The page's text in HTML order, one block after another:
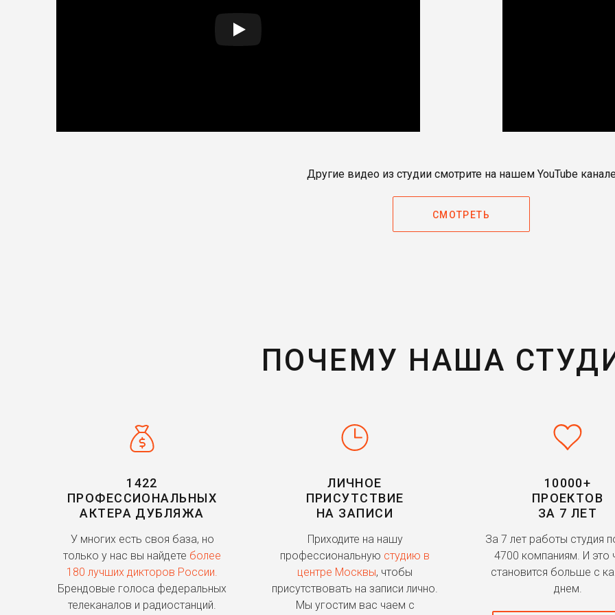
Другие видео из студии смотрите на нашем YouTube
СМОТРЕТЬ
ПОЧЕМУ НАША
1422
ПРОФЕССИОНАЛЬНЫХ
АКТЕРА ДУБЛЯЖА
У многих есть своя база, но
только у нас вы найдете более
180 лучших дикторов России.
Брендовые голоса федеральных
телеканалов и радиостанций.
ЛИЧНОЕ
ПРИСУТСТВИЕ
НА ЗАПИСИ
Приходите на нашу
профессиональную студию в
центре Москвы, чтобы
присутствовать на записи лично.
Мы угостим вас чаем с
10000+
ПРОЕКТОВ
ЗА 7 ЛЕТ
За 7 лет работы студия
4700 компаниям. И это
становится больше с
днем.